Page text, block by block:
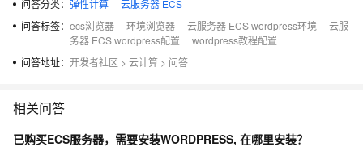
问答分类： 弹性计算
云服务器 ECS
问答标签： ecs浏览器 环境浏览器 云服务器 ECS wordpress环境
云服
务器 ECS wordpress配置
wordpress教程配置
问答地址： 开发者社区 > 云计算 > 问答
相关问答
已购买ECS服务器，需要安装WORDPRESS, 在哪里安装？